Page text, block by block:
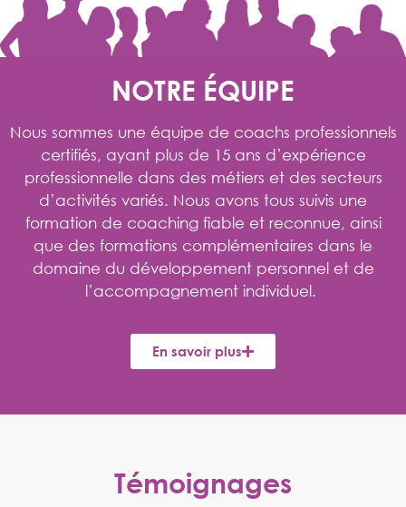
NOTRE ÉQUIPE
Nous sommes une équipe de coachs professionnels
certifiés, ayant plus de 15 ans d’expérience
professionnelle dans des métiers et des secteurs
d’activités variés. Nous avons tous suivis une
formation de coaching fiable et reconnue, ainsi
que des formations complémentaires dans le
domaine du développement personnel et de
l’accompagnement individuel.
En savoir plus
Témoignages